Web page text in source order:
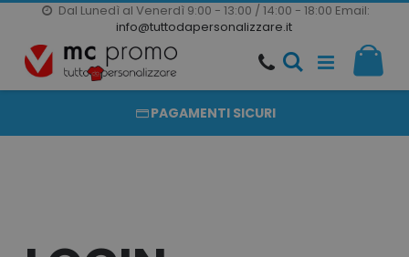
Dal Lunedì al Venerdì 9:00 - 13:00 / 14:00 - 18:00 Email:
info@tuttodapersonalizzare.it
Salta
al
contenuto
20000 PRODOTTI
PRODOTTI COMPLETAMENTE PERSONALIZZABILI
PAGAMENTI SICURI